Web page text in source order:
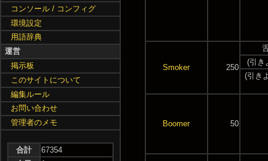
Smoker 250
(引き
(引き
Boomer 50
コンソール / コンフィグ
環境設定
用語辞典
運営
掲示板
このサイトについて
編集ルール
お問い合わせ
管理者のメモ
合計
67354